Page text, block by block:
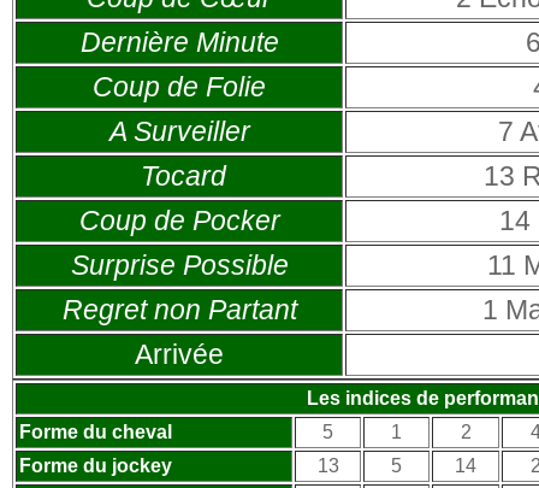
Dernière Minute
Coup de Folie
A Surveiller
7
Tocard
13
Coup de Pocker
14
Surprise Possible
11
Regret non Partant
1
Arrivée
Les indices de
Forme du cheval
5 1 2
Forme du jockey
13 5 14